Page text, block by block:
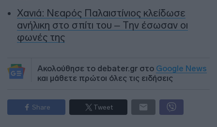
Χανιά: Νεαρός Παλαιστίνιος κλείδωσε
ανήλικη στο σπίτι του – Την έσωσαν οι
φωνές της
Ακολούθησε το debater.gr στο Google News
και μάθετε πρώτοι όλες τις ειδήσεις
Share Tweet